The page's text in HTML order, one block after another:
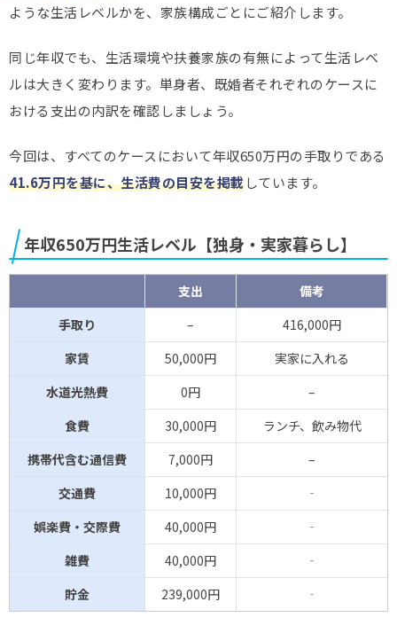
ような生活レベルかを、家族構成ごとにご紹介します。
同じ年収でも、生活環境や扶養家族の有無によって生活レベ
ルは大きく変わります。単身者、既婚者それぞれのケースに
おける支出の内訳を確認しましょう。
今回は、すべてのケースにおいて年収650万円の手取りである
41.6万円を基に、生活費の目安を掲載しています。
年収650万円生活レベル【独身・実家暮らし】
支出
備考
手取り
–
416,000円
家賃
50,000円
実家に入れる
水道光熱費
0円
–
食費
30,000円
ランチ、飲み物代
携帯代含む通信費
7,000円
–
交通費
10,000円
‐
娯楽費・交際費
40,000円
‐
雑費
40,000円
‐
貯金
239,000円 ‐